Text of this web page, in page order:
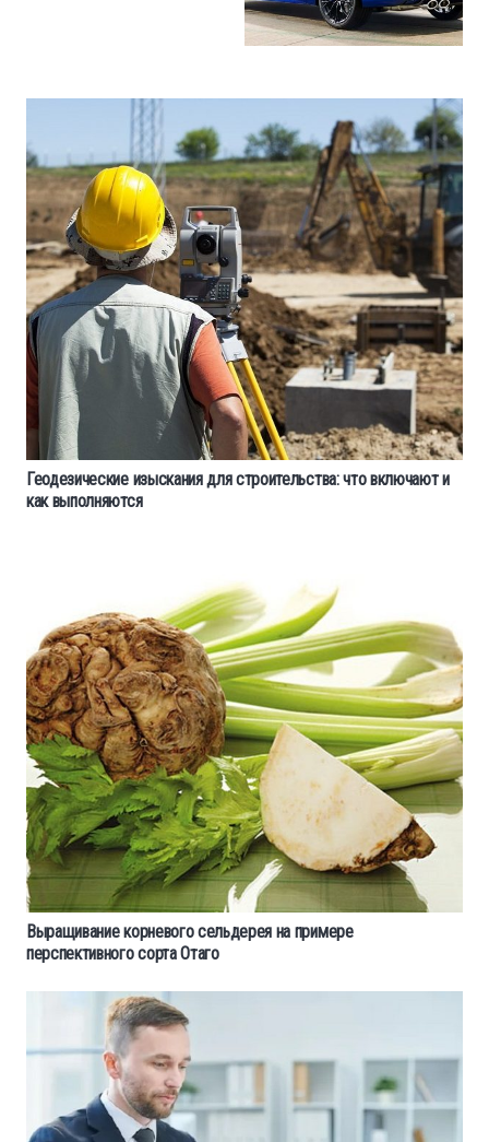
Геодезические изыскания для строительства: что включают и
как выполняются
Выращивание корневого сельдерея на примере
перспективного сорта Отаго